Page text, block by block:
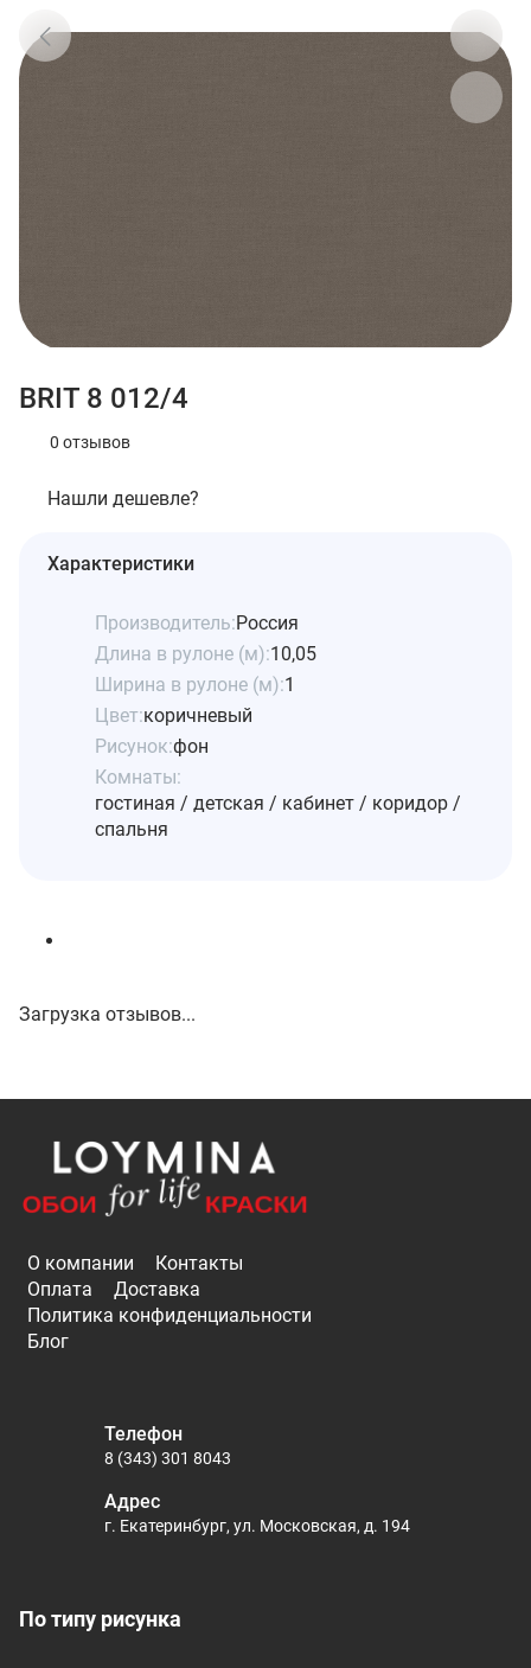
BRIT 8 012/4
0 отзывов
Нашли дешевле?
Характеристики
Производитель:Россия
Длина в рулоне (м):10,05
Ширина в рулоне (м):1
Цвет:коричневый
Рисунок:фон
Комнаты:
гостиная / детская / кабинет / коридор /
спальня
Загрузка отзывов...
О компании
Контакты
Оплата
Доставка
Политика конфиденциальности
Блог
По типу рисунка
Телефон
8 (343) 301 8043
Адрес
г. Екатеринбург, ул. Московская, д. 194